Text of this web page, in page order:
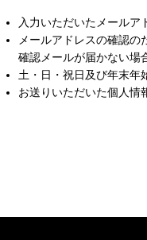
入力いただいたメールア
メールアドレスの確認の
確認メールが届かない場
土・日・祝日及び年末年
お送りいただいた個人情